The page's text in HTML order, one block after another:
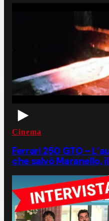
Cinema
Ferrari 250 GTO –
che salvò Maranello,